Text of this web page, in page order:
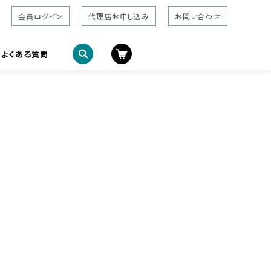
会員ログイン 代理店お申し込み お問い合わせ
よくある質問